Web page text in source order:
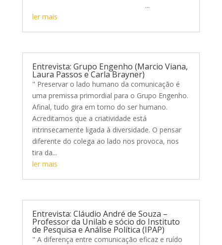
...
ler mais
Entrevista: Grupo Engenho (Marcio Viana,
Laura Passos e Carla Brayner)
" Preservar o lado humano da comunicação é
uma premissa primordial para o Grupo Engenho.
Afinal, tudo gira em torno do ser humano.
Acreditamos que a criatividade está
intrinsecamente ligada à diversidade. O pensar
diferente do colega ao lado nos provoca, nos
tira da...
ler mais
Entrevista: Cláudio André de Souza –
Professor da Unilab e sócio do Instituto
de Pesquisa e Análise Política (IPAP)
" A diferença entre comunicação eficaz e ruído